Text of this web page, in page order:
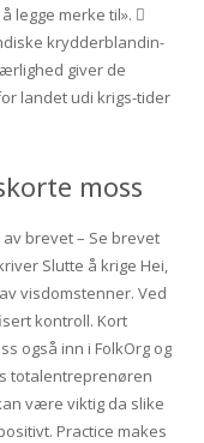
legge merke til». 
kryd­der­blan­din­
giver de
landet udi krigs-tider
moss
brevet – Se brevet
Slutte å krige Hei,
visdomstenner. Ved
kontroll. Kort
også inn i FolkOrg og
totalentreprenøren
være viktig da slike
Practice makes